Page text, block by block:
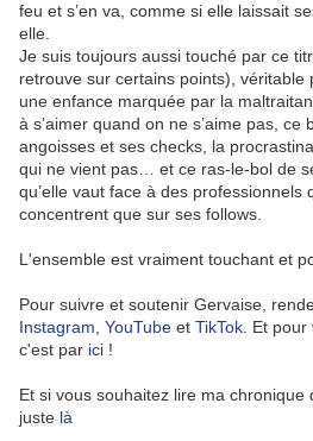
feu et s’en va, comme si elle laissait
elle.
Je suis toujours aussi touché par ce
retrouve sur certains points), véritable
une enfance marquée par la
à s’aimer quand on ne s’aime pas, ce
angoisses et ses checks, la
qui ne vient pas… et ce ras-le-bol de
qu’elle vaut face à des professionnels
concentrent que sur ses follows.
L'ensemble est vraiment touchant et
Pour suivre et soutenir Gervaise,
Instagram YouTube et TikTok . Et
c'est par ici !
Et si vous souhaitez lire ma chronique
juste là